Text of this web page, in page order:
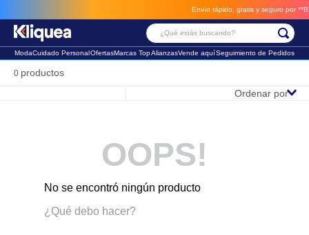
Envío rápido, gratis y seguro por **BM-
¿Qué estás buscando?
ModaCuidado PersonalOfertasMarcas TopAlianzasVende aquíSeguimiento de Pedidos
0 productos
Ordenar por
OOPS!
No se encontró ningún producto
¿Qué debo hacer?
Términos Más Buscados